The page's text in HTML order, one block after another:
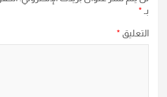
بـ *
التعليق *